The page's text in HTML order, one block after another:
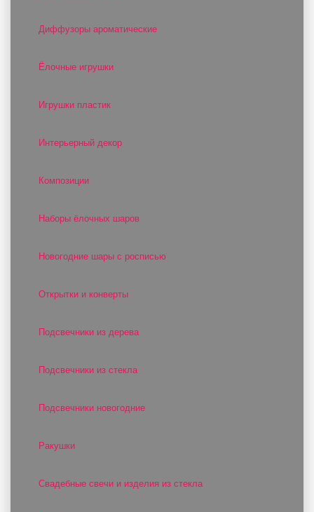
Диффузоры ароматические
Ёлочные игрушки
Игрушки пластик
Интерьерный декор
Композиции
Наборы ёлочных шаров
Новогодние шары с росписью
Открытки и конверты
Подсвечники из дерева
Подсвечники из стекла
Подсвечники новогодние
Ракушки
Свадебные свечи и изделия из стекла